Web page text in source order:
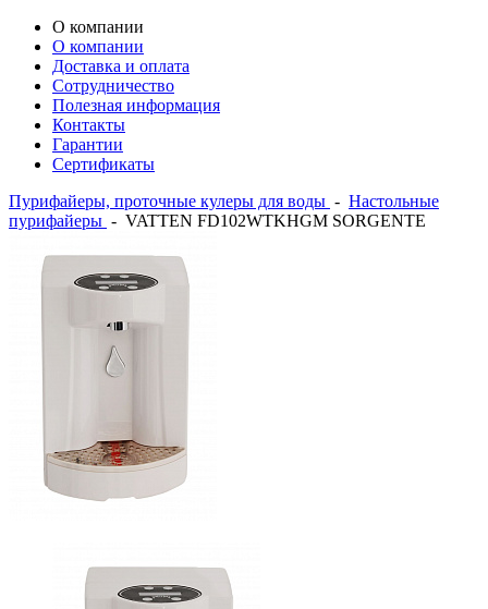
О компании
О компании
Доставка и оплата
Сотрудничество
Полезная информация
Контакты
Гарантии
Сертификаты
Пурифайеры, проточные кулеры для воды - Настольные
пурифайеры - VATTEN FD102WTKHGM SORGENTE